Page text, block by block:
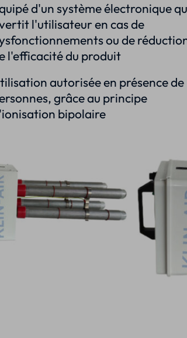
d'un système électronique
l'utilisateur en cas de
ou de
l'efficacité du produit
autorisée en présence de
grâce au principe
bipolaire